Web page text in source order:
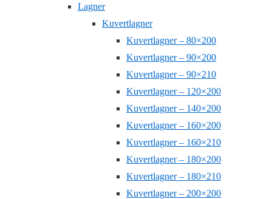
Lagner
Kuvertlagner
Kuvertlagner – 80×200
Kuvertlagner – 90×200
Kuvertlagner – 90×210
Kuvertlagner – 120×200
Kuvertlagner – 140×200
Kuvertlagner – 160×200
Kuvertlagner – 160×210
Kuvertlagner – 180×200
Kuvertlagner – 180×210
Kuvertlagner – 200×200